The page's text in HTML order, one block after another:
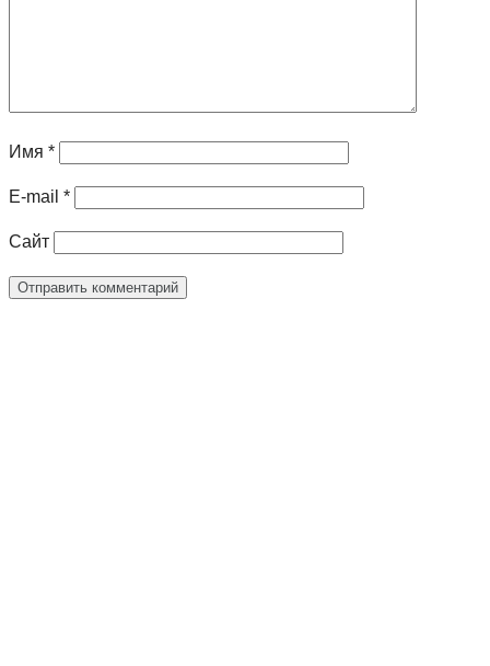
Имя *
E-mail *
Сайт